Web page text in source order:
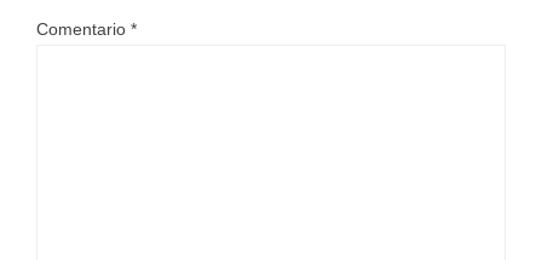
Comentario *